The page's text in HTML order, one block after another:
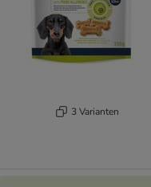
3 Varianten